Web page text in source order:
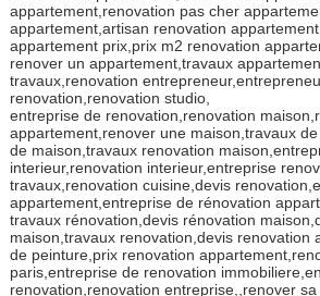
appartement,renovation pas cher
appartement,artisan renovation
appartement prix,prix m2 renovation
renover un appartement,travaux
travaux,renovation
renovation,renovation studio,
entreprise de renovation,renovation
appartement,renover une maison,travaux
de maison,travaux renovation
interieur,renovation interieur,entreprise
travaux,renovation cuisine,devis
appartement,entreprise de rénovation
travaux rénovation,devis rénovation
maison,travaux renovation,devis renovation
de peinture,prix renovation
paris,entreprise de renovation
renovation,renovation entreprise,,renover